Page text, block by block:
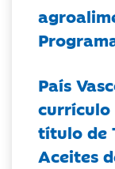
País
currículo
título de
Aceites